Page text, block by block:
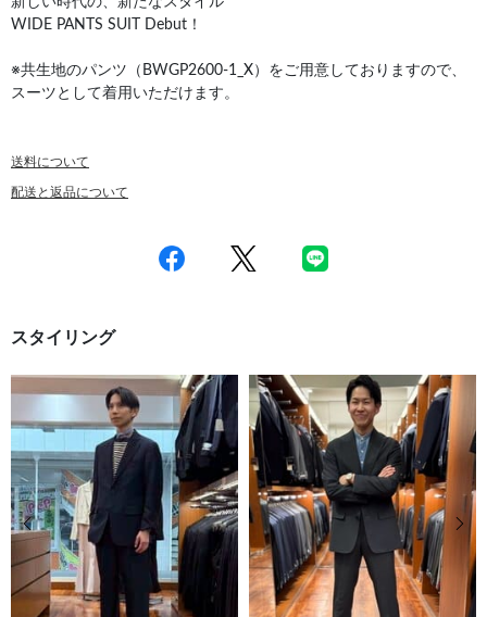
WIDE PANTS SUIT Debut！
※共生地のパンツ（BWGP2600-1_X）をご用意しておりますので、
スーツとして着用いただけます。
送料について
配送と返品について
スタイリング
前の画像 次